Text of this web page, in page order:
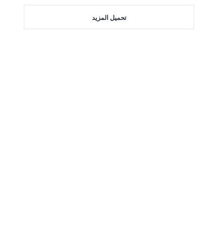
تحميل المزيد